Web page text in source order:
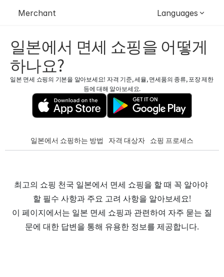
Merchant Languages
일본에서 면세 쇼핑을 어떻게
하나요?
일본 면세 쇼핑의 기본을 알아보세요! 자격 기준, 세율, 면세품의 종류, 포장 제한
등에 대해 알아보세요.
일본에서 쇼핑하는 방법 자격 대상자 쇼핑 프로세스
최고의 쇼핑 천국 일본에서 면세 쇼핑을 할 때 꼭 알아야
할 필수 사항과 주요 고려 사항을 알아보세요!
이 페이지에서는 일본 면세 쇼핑과 관련하여 자주 묻는 질
문에 대한 답변을 통해 유용한 정보를 제공합니다.